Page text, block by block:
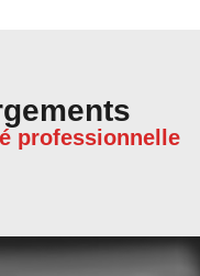
professionnelle